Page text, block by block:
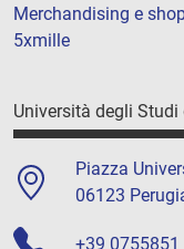
Merchandising e
5xmille
Università degli Studi
Piazza
06123
+39 0755851